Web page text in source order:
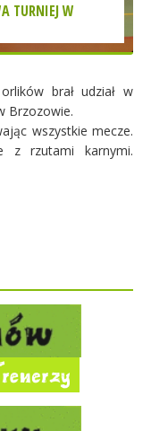
TURNIEJ W
brał udział w
Brzozowie.
wszystkie mecze.
z rzutami karnymi.